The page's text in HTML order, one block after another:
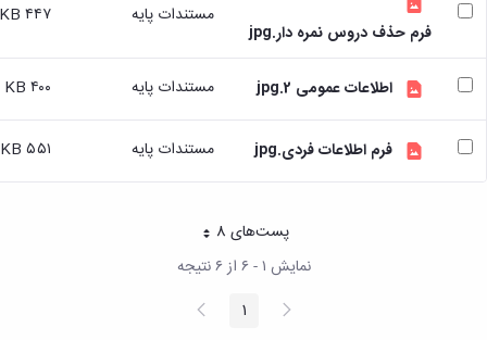
ایثارگر
درخواست
راهنمایی
فرم حذف دروس نمره دار.jpg
مستندات پایه ۴۴۷ KB
اطلاعات عمومی 2.jpg مستندات پایه ۴۰۰ KB
فرم اطلاعات فردی.jpg مستندات پایه ۵۵۱ KB
پست‌‌های 8هر صفحه
نمایش ۱ - ۶ از ۶ نتیجه
پیغام
قبلی صفحه1 صفحه
بعد